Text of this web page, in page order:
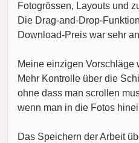
Fotogrössen, Layouts und
Die Drag-and-Drop-
Download-Preis war sehr
Meine einzigen Vorschläge
Mehr Kontrolle über die
ohne dass man scrollen
wenn man in die Fotos
Das Speichern der Arbeit